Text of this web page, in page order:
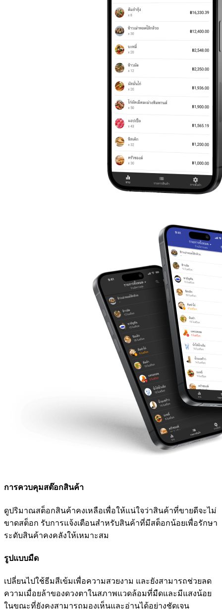
การควบคุมสต๊อกสินค้า
ดูปริมาณสต็อกสินค้าคงเหลือเพื่อให้แน่ใจว่าสินค้าที่ขายดีจะไม่
ขาดสต็อก รับการแจ้งเตือนสำหรับสินค้าที่มีสต็อกน้อยเพื่อรักษา
ระดับสินค้าคงคลังให้เหมาะสม
รูปแบบมืด
เปลี่ยนไปใช้ธีมสีเข้มเพื่อความสวยงาม และยังสามารถช่วยลด
ความเมื่อยล้าของดวงตาในสภาพแวดล้อมที่มืดและมีแสงน้อย
ในขณะที่ยังคงสามารถมองเห็นและอ่านได้อย่างชัดเจน